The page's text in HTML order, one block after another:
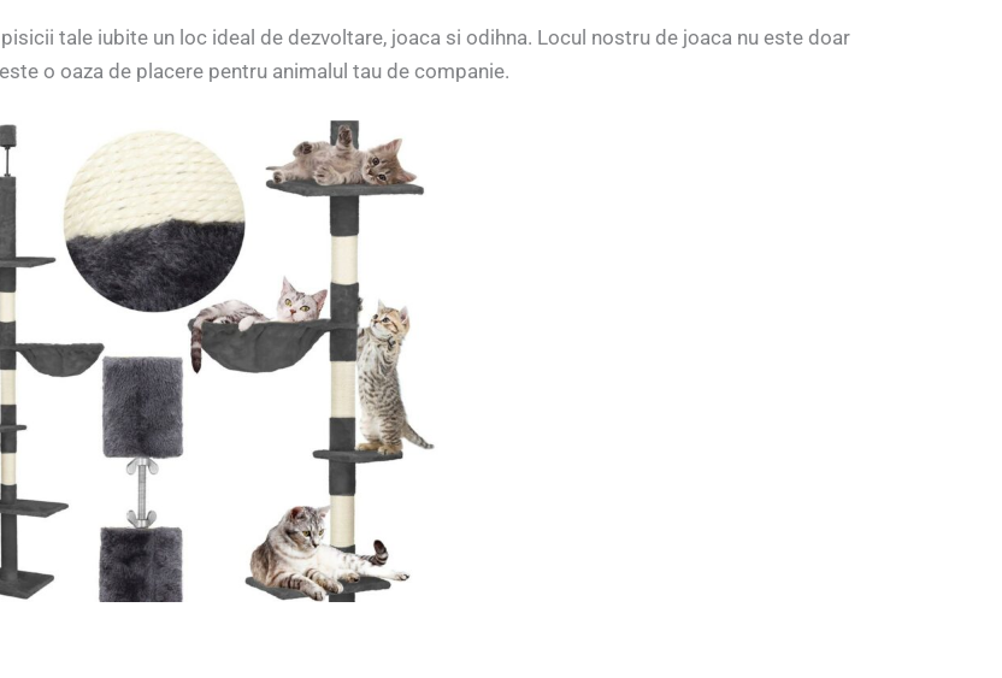
tale iubite un loc ideal de dezvoltare, joaca si odihna. Locul nostru de joaca nu este doar
o oaza de placere pentru animalul tau de companie.